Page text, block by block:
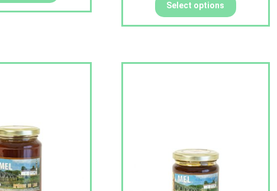
Select options